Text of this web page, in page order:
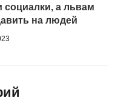
социалки, а львам
на людей